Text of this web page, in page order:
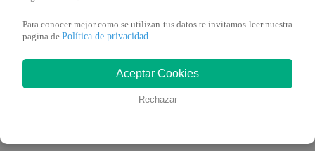
También te puede
Para conocer mejor como se utilizan tus datos te invitamos leer nuestra
pagina de Política de privacidad
Aceptar Cookies
Rechazar